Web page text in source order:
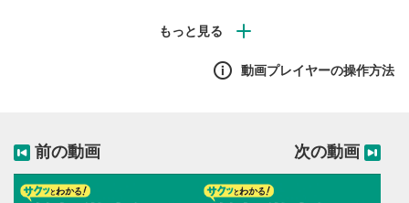
動画プレイヤーの操作方法
前の動画 次の動画